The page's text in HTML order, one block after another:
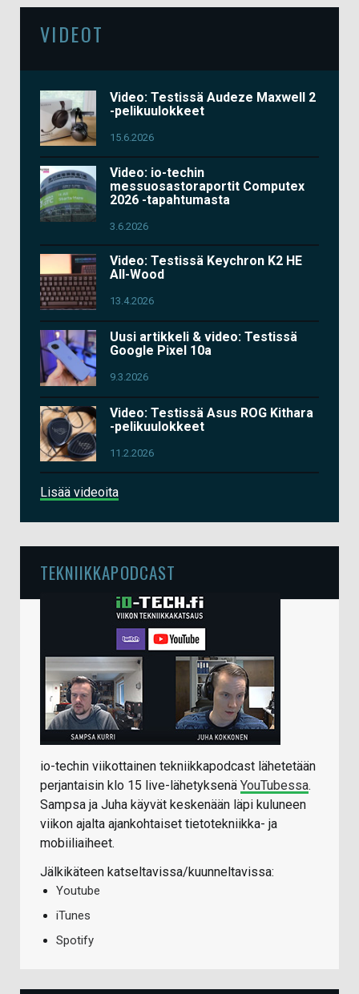
VIDEOT
Video: Testissä Audeze Maxwell 2
-pelikuulokkeet
15.6.2026
Video: io-techin
messuosastoraportit Computex
2026 -tapahtumasta
3.6.2026
Video: Testissä Keychron K2 HE
All-Wood
13.4.2026
Uusi artikkeli & video: Testissä
Google Pixel 10a
9.3.2026
Video: Testissä Asus ROG Kithara
-pelikuulokkeet
11.2.2026
Lisää videoita
TEKNIIKKAPODCAST
io-techin viikottainen tekniikkapodcast lähetetään
perjantaisin klo 15 live-lähetyksenä YouTubessa.
Sampsa ja Juha käyvät keskenään läpi kuluneen
viikon ajalta ajankohtaiset tietotekniikka- ja
mobiiliaiheet.
Jälkikäteen katseltavissa/kuunneltavissa:
Youtube
iTunes
Spotify